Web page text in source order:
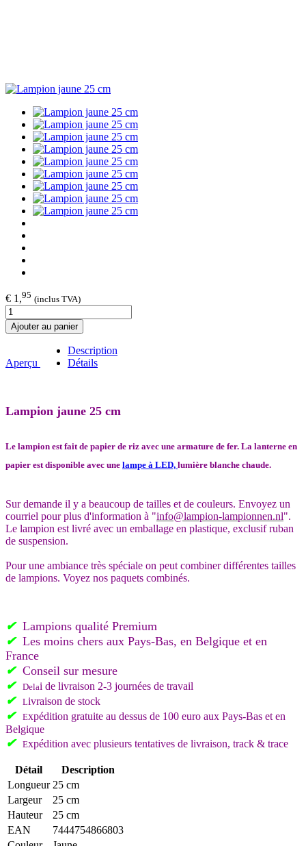
€ 1,95 (inclus TVA)
Ajouter au panier
Aperçu
Description
Détails
Lampion jaune 25 cm
Le lampion est fait de papier de riz avec une armature de fer. La lanterne en
papier est disponible avec une lampe à LED, lumière blanche chaude.
Sur demande il y a beaucoup de tailles et de couleurs. Envoyez un
courriel pour plus d'information à "info@lampion-lampionnen.nl".
Le lampion est livré avec un emballage en plastique, exclusif ruban
de suspension.
Pour une ambiance très spéciale on peut combiner différentes tailles
de lampions. Voyez nos paquets combinés.
✔ Lampions qualité Premium
✔ Les moins chers aux Pays-Bas, en Belgique et en
France
✔ Conseil sur mesure
✔
Delai de livraison 2-3 journées de travail
✔ Livraison de stock
✔ Expédition gratuite au dessus de 100 euro aux Pays-Bas et en
Belgique
✔ Expédition avec plusieurs tentatives de livraison, track & trace
Détail
Description
Longueur 25 cm
Largeur
25 cm
Hauteur
25 cm
EAN
7444754866803